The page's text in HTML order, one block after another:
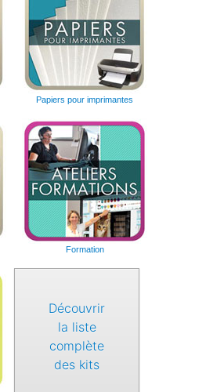
Papiers pour imprimantes
Formation
Découvrir
la liste
complète
des kits